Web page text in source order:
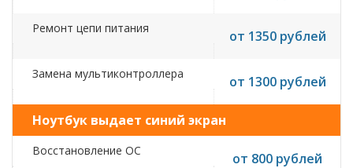
Ремонт цепи питания от 1350 рублей
Замена мультиконтроллера от 1300 рублей
Ноутбук выдает синий экран
Восстановление ОС от 800 рублей